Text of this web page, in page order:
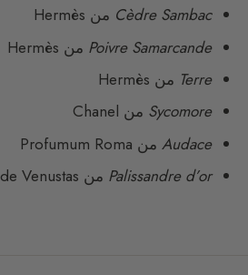
Cèdre Sambac من Hermès
Poivre Samarcande من Hermès
Terre من Hermès
Sycomore من Chanel
Audace من Profumum Roma
Palissandre d’or من Aedes de Venustas